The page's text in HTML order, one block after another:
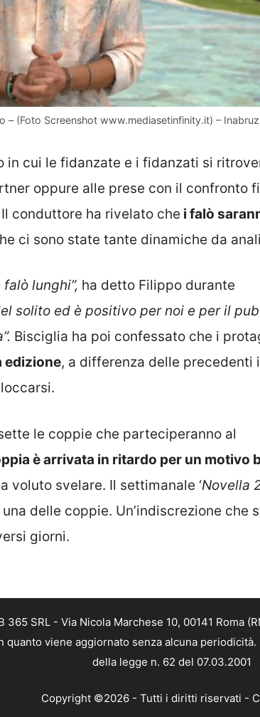
– (Foto Screenshot www.mediasetinfinity.it) –
in cui le fidanzate e i fidanzati si
oppure alle prese con il confronto
conduttore ha rivelato che i falò
ci sono state tante dinamiche da
lunghi”, ha detto Filippo durante
solito ed è positivo per noi e per il
Bisciglia ha poi confessato che i
edizione, a differenza delle precedenti
le coppie che parteciperanno al
è arrivata in ritardo per un motivo
voluto svelare. Il settimanale ‘Novella
delle coppie. Un’indiscrezione che
giorni.
SRL - Via Nicola Marchese 10, 00141 Roma
quanto viene aggiornato senza alcuna
della legge n. 62 del 07.03.2001
Copyright ©2026 - Tutti i diritti riservati -